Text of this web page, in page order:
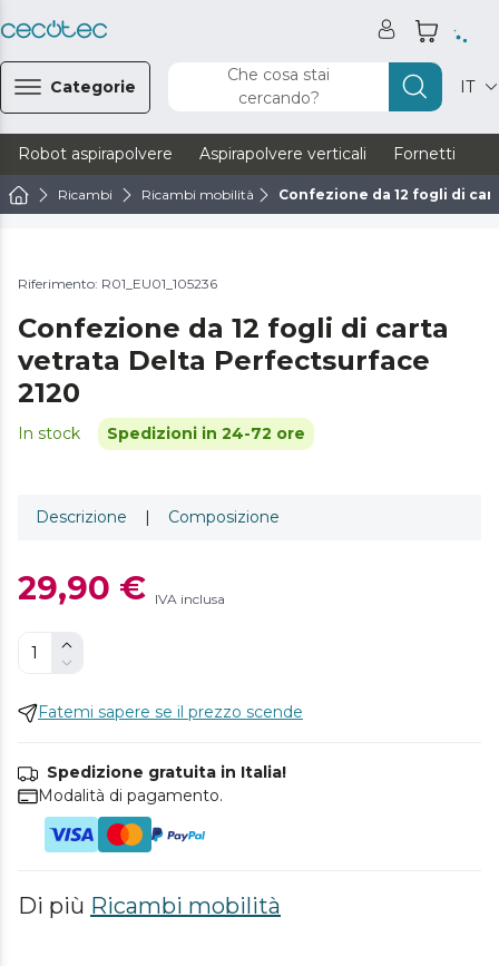
Categorie
Che cosa stai
cercando?
IT
Robot aspirapolvere Aspirapolvere verticali Fornetti
Ricambi Ricambi mobilità Confezione da 12 fogli di
Riferimento: R01_EU01_105236
Confezione da 12 fogli di carta
vetrata Delta Perfectsurface
2120
In stock Spedizioni in 24-72 ore
Descrizione | Composizione
29,90 € IVA inclusa
Fatemi sapere se il prezzo scende
Spedizione gratuita in Italia!
Modalità di pagamento.
Di più Ricambi mobilità